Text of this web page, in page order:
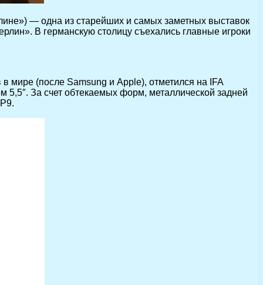
— одна из старейших и самых заметных выставок
В германскую столицу съехались главные игроки
мире (после Samsung и Apple), отметился на IFA
За счет обтекаемых форм, металлической задней